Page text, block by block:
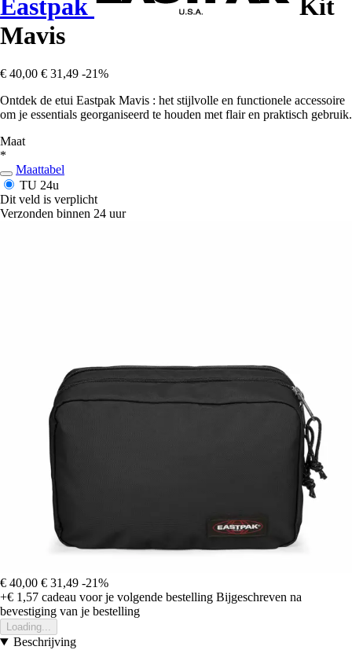
Eastpak
Kit
Mavis
€ 40,00 € 31,49 -21%
Ontdek de etui Eastpak Mavis : het stijlvolle en functionele accessoire
om je essentials georganiseerd te houden met flair en praktisch gebruik.
Maat
*
Maattabel
TU 24u
Dit veld is verplicht
Verzonden binnen 24 uur
€ 40,00 € 31,49 -21%
+€ 1,57 cadeau voor je volgende bestelling Bijgeschreven na
bevestiging van je bestelling
Loading...
Beschrijving